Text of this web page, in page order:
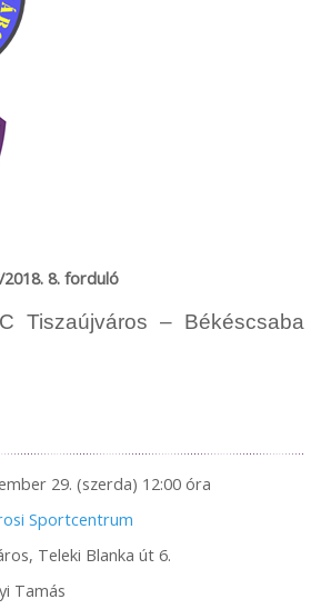
8. forduló
Tiszaújváros – Békéscsaba
29. (szerda) 12:00 óra
Sportcentrum
Teleki Blanka út 6.
Tamás